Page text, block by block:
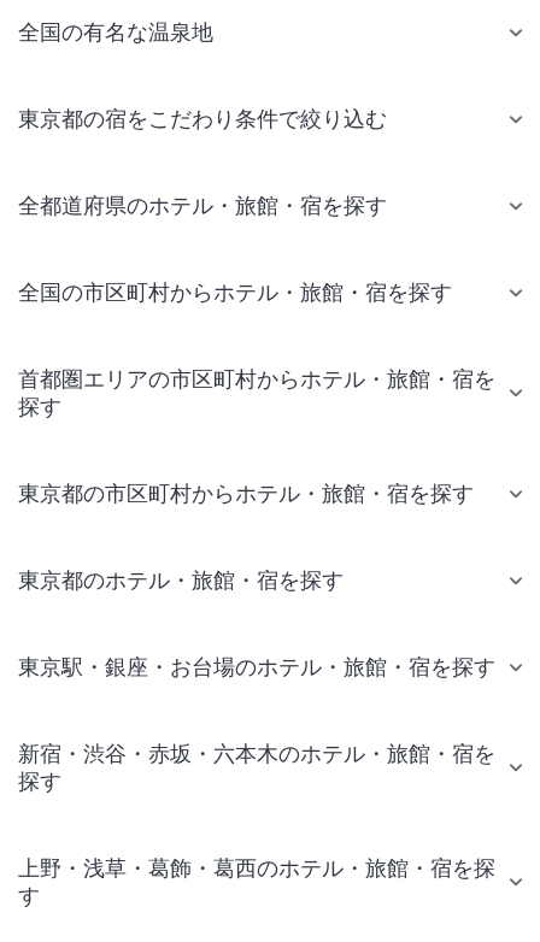
全国の有名な温泉地
東京都の宿をこだわり条件で絞り込む
全都道府県のホテル・旅館・宿を探す
全国の市区町村からホテル・旅館・宿を探す
首都圏エリアの市区町村からホテル・旅館・宿を
探す
東京都の市区町村からホテル・旅館・宿を探す
東京都のホテル・旅館・宿を探す
東京駅・銀座・お台場のホテル・旅館・宿を探す
新宿・渋谷・赤坂・六本木のホテル・旅館・宿を
探す
上野・浅草・葛飾・葛西のホテル・旅館・宿を探
す